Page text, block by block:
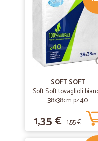
.
Esperienza positiva,
Esperienza
assortimento dei prodotti.
degli utenti.
—
Ottimo acquisto
Ottimo acquisto, prezzi
SOFT SOFT
Soft Soft tovaglioli
38x38cm pz.40
1,35 € 1,55 €